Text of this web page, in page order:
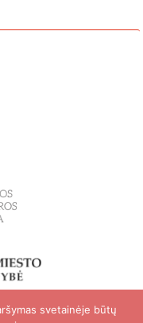
svetainėje būtų